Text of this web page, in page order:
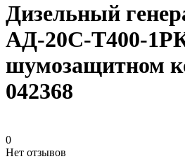
Дизельный
АД-20С-Т400-
шумозащитном
042368
0
Нет отзывов